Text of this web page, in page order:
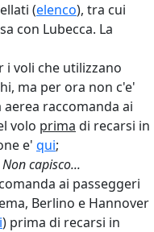
(elenco), tra cui
con Lubecca. La
i voli che utilizzano
ma per ora non c'e'
raccomanda ai
volo prima di recarsi in
e' qui;
capisco...
ai passeggeri
Berlino e Hannover
) prima di recarsi in